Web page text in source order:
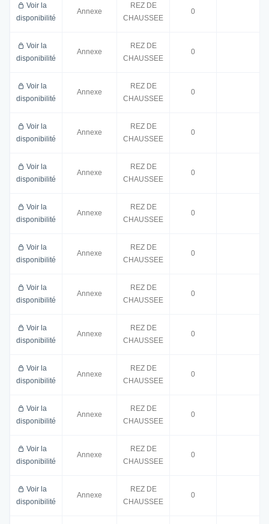
Voir la
disponibilité
Annexe
REZ DE
CHAUSSEE
0
Voir la
disponibilité
Annexe
REZ DE
CHAUSSEE
0
Voir la
disponibilité
Annexe
REZ DE
CHAUSSEE
0
Voir la
disponibilité
Annexe
REZ DE
CHAUSSEE
0
Voir la
disponibilité
Annexe
REZ DE
CHAUSSEE
0
Voir la
disponibilité
Annexe
REZ DE
CHAUSSEE
0
Voir la
disponibilité
Annexe
REZ DE
CHAUSSEE
0
Voir la
disponibilité
Annexe
REZ DE
CHAUSSEE
0
Voir la
disponibilité
Annexe
REZ DE
CHAUSSEE
0
Voir la
disponibilité
Annexe
REZ DE
CHAUSSEE
0
Voir la
disponibilité
Annexe
REZ DE
CHAUSSEE
0
Voir la
disponibilité
Annexe
REZ DE
CHAUSSEE
0
Voir la
disponibilité
Annexe
REZ DE
CHAUSSEE
0